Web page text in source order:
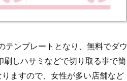
テンプレートとなり、無料でダウ
しハサミなどで切り取る事で簡
ますので、女性が多い店舗など